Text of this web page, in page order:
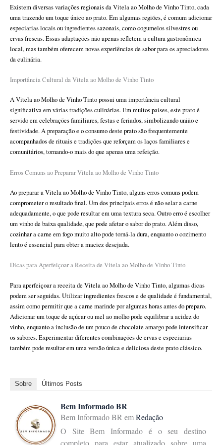
Existem diversas variações regionais da Vitela ao Molho de Vinho Tinto, cada
uma trazendo um toque único ao prato. Em algumas regiões, é comum adicionar
especiarias locais ou ingredientes sazonais, como cogumelos silvestres ou
ervas frescas. Essas adaptações não apenas refletem a cultura gastronômica
local, mas também oferecem novas experiências de sabor para os apreciadores
da culinária.
Importância Cultural da Vitela ao Molho de Vinho Tinto
A Vitela ao Molho de Vinho Tinto possui uma importância cultural
significativa em várias tradições culinárias. Em muitos países, este prato é
servido em celebrações familiares, festas e feriados, simbolizando união e
festividade. A preparação e o consumo deste prato são frequentemente
acompanhados de rituais e tradições que reforçam os laços familiares e
comunitários, tornando-o mais do que apenas uma refeição.
Erros Comuns ao Preparar Vitela ao Molho de Vinho Tinto
Ao preparar a Vitela ao Molho de Vinho Tinto, alguns erros comuns podem
comprometer o resultado final. Um dos principais erros é não selar a carne
adequadamente, o que pode resultar em uma textura seca. Outro erro é escolher
um vinho de baixa qualidade, que pode afetar o sabor do prato. Além disso,
cozinhar a carne em fogo muito alto pode torná-la dura, enquanto o cozimento
lento é essencial para obter a maciez desejada.
Dicas para Aperfeiçoar a Receita de Vitela ao Molho de Vinho Tinto
Para aperfeiçoar a receita de Vitela ao Molho de Vinho Tinto, algumas dicas
podem ser seguidas. Utilizar ingredientes frescos e de qualidade é fundamental,
assim como permitir que a carne marinde por algumas horas antes do preparo.
Adicionar um toque de açúcar ou mel ao molho pode equilibrar a acidez do
vinho, enquanto a inclusão de um pouco de chocolate amargo pode intensificar
os sabores. Experimentar diferentes combinações de ervas e especiarias
também pode resultar em uma versão única e deliciosa deste prato clássico.
Sobre Últimos Posts
Bem Informado BR
Bem Informado BR emRedação
O Site Bem Informado é o seu destino
completo para estar atualizado sobre uma